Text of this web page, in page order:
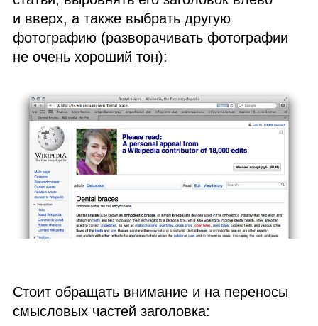
и вверх, а также выбрать другую
фотографию (разворачивать фотографии
не очень хороший тон):
Стоит обращать внимание и на переносы
смысловых частей заголовка: